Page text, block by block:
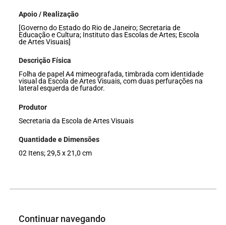
Apoio / Realização
[Governo do Estado do Rio de Janeiro; Secretaria de
Educação e Cultura; Instituto das Escolas de Artes; Escola
de Artes Visuais]
Descrição Física
Folha de papel A4 mimeografada, timbrada com identidade
visual da Escola de Artes Visuais, com duas perfurações na
lateral esquerda de furador.
Produtor
Secretaria da Escola de Artes Visuais
Quantidade e Dimensões
02 Itens; 29,5 x 21,0 cm
Continuar navegando